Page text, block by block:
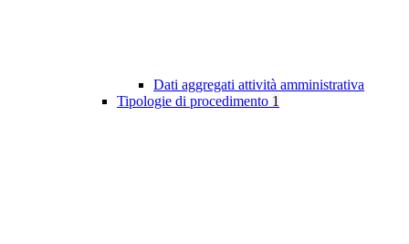
Dati aggregati attività amministrativa
Tipologie di procedimento 1